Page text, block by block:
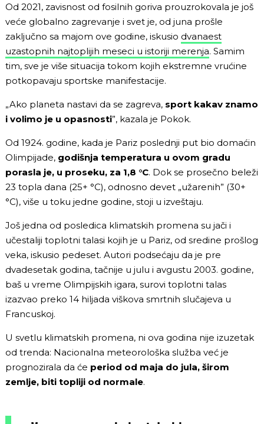
Od 2021, zavisnost od fosilnih goriva prouzrokovala je još
veće globalno zagrevanje i svet je, od juna prošle
zaključno sa majom ove godine, iskusio dvanaest
uzastopnih najtoplijih meseci u istoriji merenja. Samim
tim, sve je više situacija tokom kojih ekstremne vrućine
potkopavaju sportske manifestacije.
„Ako planeta nastavi da se zagreva, sport kakav znamo
i volimo je u opasnosti”, kazala je Pokok.
Od 1924. godine, kada je Pariz poslednji put bio domaćin
Olimpijade, godišnja temperatura u ovom gradu
porasla je, u proseku, za 1,8 °C. Dok se prosečno beleži
23 topla dana (25+ °C), odnosno devet „užarenih” (30+
°C), više u toku jedne godine, stoji u izveštaju.
Još jedna od posledica klimatskih promena su jači i
učestaliji toplotni talasi kojih je u Pariz, od sredine prošlog
veka, iskusio pedeset. Autori podsećaju da je pre
dvadesetak godina, tačnije u julu i avgustu 2003. godine,
baš u vreme Olimpijskih igara, surovi toplotni talas
izazvao preko 14 hiljada viškova smrtnih slučajeva u
Francuskoj.
U svetlu klimatskih promena, ni ova godina nije izuzetak
od trenda: Nacionalna meteorološka služba već je
prognozirala da će period od maja do jula, širom
zemlje, biti topliji od normale.